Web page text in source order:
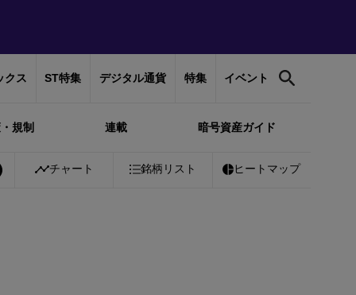
クス ST特集 デジタル通貨 特集 イベント
規制 連載 暗号資産ガイド
Bitcoin ￥10,362,047-0.30% Ethereum ￥306,188
チャート 銘柄リスト ヒートマップ